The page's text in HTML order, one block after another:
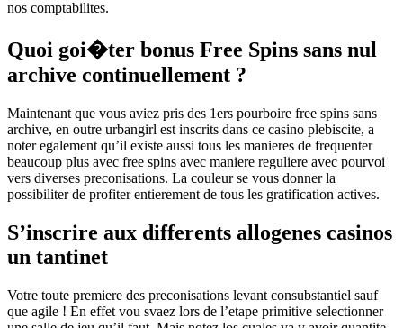
nos comptabilites.
Quoi goi�ter bonus Free Spins sans nul
archive continuellement ?
Maintenant que vous aviez pris des 1ers pourboire free spins sans
archive, en outre urbangirl est inscrits dans ce casino plebiscite, a
noter egalement qu’il existe aussi tous les manieres de frequenter
beaucoup plus avec free spins avec maniere reguliere avec pourvoi
vers diverses preconisations. La couleur se vous donner la
possibiliter de profiter entierement de tous les gratification actives.
S’inscrire aux differents allogenes casinos
un tantinet
Votre toute premiere des preconisations levant consubstantiel sauf
que agile ! En effet vou svaez lors de l’etape primitive selectionner